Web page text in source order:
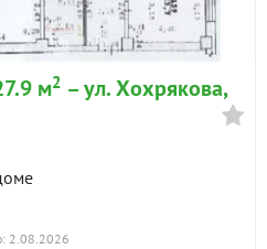
м2 – ул. Хохрякова,
2.08.2026